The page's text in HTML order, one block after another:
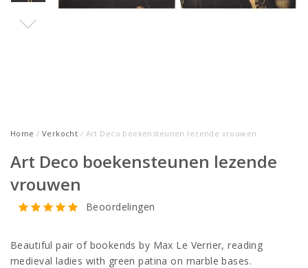
Home / Verkocht / Art Deco boekensteunen lezende vrouwen
Art Deco boekensteunen lezende
vrouwen
Beoordelingen
Beautiful pair of bookends by Max Le Verrier, reading
medieval ladies with green patina on marble bases.